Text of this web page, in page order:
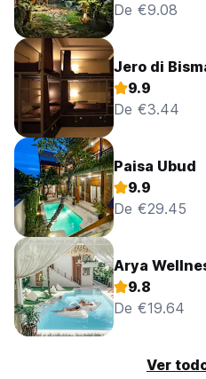
De €9.08
Jero di
9.9
De €3.44
Paisa Ubud
9.9
De €29.45
Arya
9.8
De €19.64
Ver